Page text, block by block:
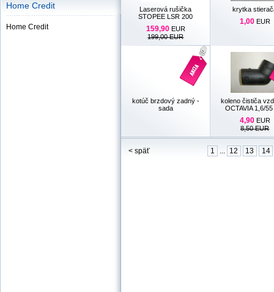
Home Credit
Home Credit
Laserová rušička
STOPEE LSR 200
159,90 EUR
199,00 EUR
krytka
1,00 EUR
kotúč brzdový zadný -
sada
koleno čističa
OCTAVIA 1,6/
4,90 EUR
8,50 EUR
< späť 1 ... 12 13 14